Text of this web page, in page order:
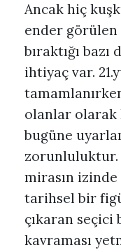
Ancak hiç
ender görülen
bıraktığı
ihtiyaç var.
olanlar olarak
bugüne
zorunluluktur.
mirasın
tarihsel bir
çıkaran seçici
kavraması